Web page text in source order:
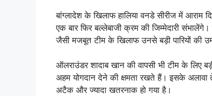
बांग्लादेश के खिलाफ हालिया वनडे सीरीज में आराम
एक बार फिर बल्लेबाजी क्रम की जिम्मेदारी
जैसी मजबूत टीम के खिलाफ उनसे बड़ी पारियों की
ऑलराउंडर शादाब खान की वापसी भी टीम के लिए
अहम योगदान देने की क्षमता रखते हैं। इसके
अटैक और ज्यादा खतरनाक हो गया है।